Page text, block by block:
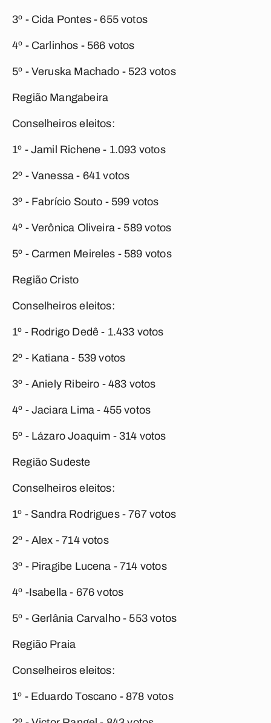
3º - Cida Pontes - 655 votos
4º - Carlinhos - 566 votos
5º - Veruska Machado - 523 votos
Região Mangabeira
Conselheiros eleitos:
1º - Jamil Richene - 1.093 votos
2º - Vanessa - 641 votos
3º - Fabrício Souto - 599 votos
4º - Verônica Oliveira - 589 votos
5º - Carmen Meireles - 589 votos
Região Cristo
Conselheiros eleitos:
1º - Rodrigo Dedê - 1.433 votos
2º - Katiana - 539 votos
3º - Aniely Ribeiro - 483 votos
4º - Jaciara Lima - 455 votos
5º - Lázaro Joaquim - 314 votos
Região Sudeste
Conselheiros eleitos:
1º - Sandra Rodrigues - 767 votos
2º - Alex - 714 votos
3º - Piragibe Lucena - 714 votos
4º -Isabella - 676 votos
5º - Gerlânia Carvalho - 553 votos
Região Praia
Conselheiros eleitos:
1º - Eduardo Toscano - 878 votos